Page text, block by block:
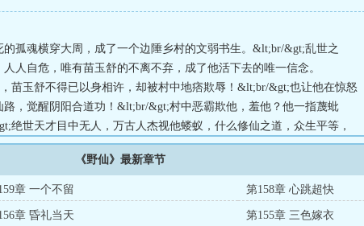
孤魂横穿大周，成了一个边陲乡村的文弱书生。&lt;br/&gt;乱世之
人自危，唯有苗玉舒的不离不弃，成了他活下去的唯一信念。
苗玉舒不得已以身相许，却被村中地痞欺辱！&lt;br/&gt;也让他在惊怒
路，觉醒阴阳合道功！&lt;br/&gt;村中恶霸欺他，羞他？他一指蔑蚍
绝世天才目中无人，万古人杰视他蝼蚁，什么修仙之道，众生平等，
&gt;若世间不公，若天道不待，齐平安便合天下之欢，以道功碾
《野仙》最新章节
章 一个不留 第158章 心跳超快
章 昏礼当天 第155章 三色嫁衣